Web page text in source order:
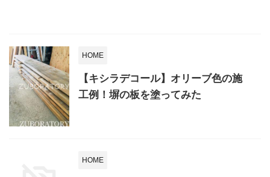
HOME
【キシラデコール】オリーブ色の施
工例！塀の板を塗ってみた
HOME